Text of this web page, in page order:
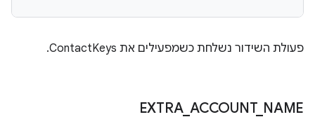
פעולת השידור נשלחת כשמפעילים את ContactKeys.
EXTRA_ ACCOUNT_ NAME